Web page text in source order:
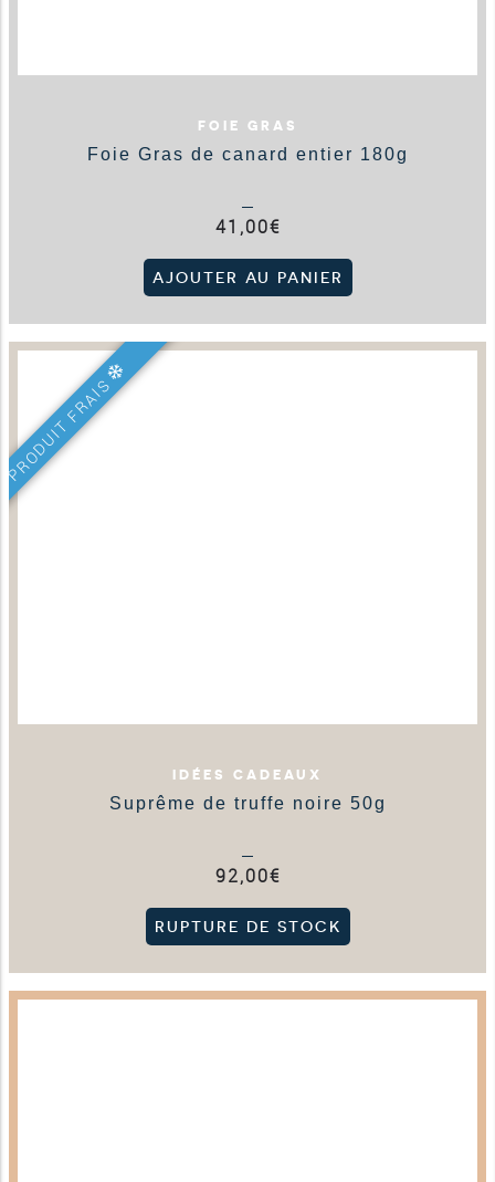
FOIE GRAS
Foie Gras de canard entier 180g
41,00€
AJOUTER AU PANIER
PRODUIT FRAIS
IDÉES CADEAUX
Suprême de truffe noire 50g
92,00€
RUPTURE DE STOCK